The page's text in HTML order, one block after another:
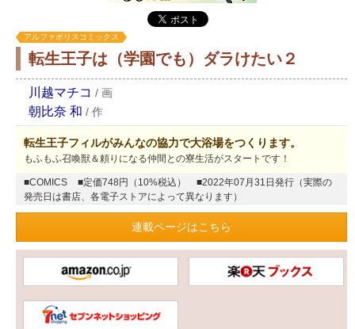
アルファポリスコミックス
転生王子は（学園でも）ダラけたい２
川越マチコ / 画
朝比奈 和 / 作
転生王子フィルがみんなの協力で大浴場をつくります。
もふもふ召喚獣＆頼りになる仲間との寮生活がスタートです！
■COMICS ■定価748円（10%税込）
■2022年07月31日発行（実際の
発売日は書店、各電子ストアによって異なります）
連載ページはこちら